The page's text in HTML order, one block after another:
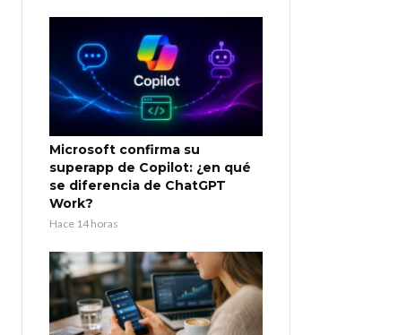
Microsoft confirma su
superapp de Copilot: ¿en qué
se diferencia de ChatGPT
Work?
Hace 14 horas